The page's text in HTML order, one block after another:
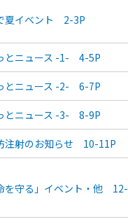
夏イベント 2-3P
とニュース -1- 4-5P
とニュース -2- 6-7P
とニュース -3- 8-9P
注射のお知らせ 10-11P
を守る」イベント・他 12-